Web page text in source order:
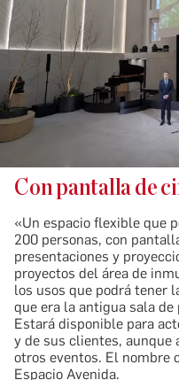
Con pantalla de
«Un espacio flexible que
200 personas, con
presentaciones y
proyectos del área de
los usos que podrá tener
que era la antigua sala de
Estará disponible para
y de sus clientes, aunque
otros eventos. El nombre
Espacio Avenida.